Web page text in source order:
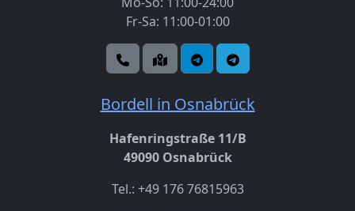
Fr-Sa: 11:00-01:00
Bordell in Osnabrück
Hafenringstraße 11/B
49090 Osnabrück
Tel.: +49 176 76815963